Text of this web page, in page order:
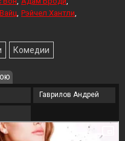
Рэйчел Хантли
Комедии
Гаврилов Андрей